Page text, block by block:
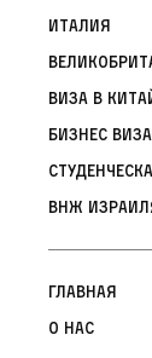
Италия
Виза в
Бизнес
ВНЖ
Главная
О нас